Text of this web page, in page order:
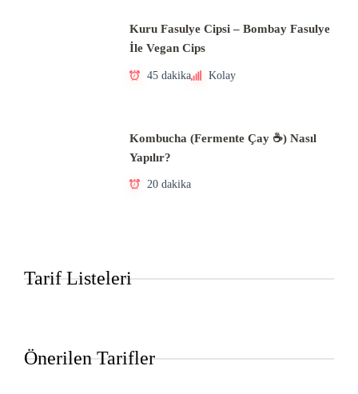
Kuru Fasulye Cipsi – Bombay Fasulye
İle Vegan Cips
45 dakika Kolay
Kombucha (Fermente Çay ☕) Nasıl
Yapılır?
20 dakika
Tarif Listeleri
Önerilen Tarifler